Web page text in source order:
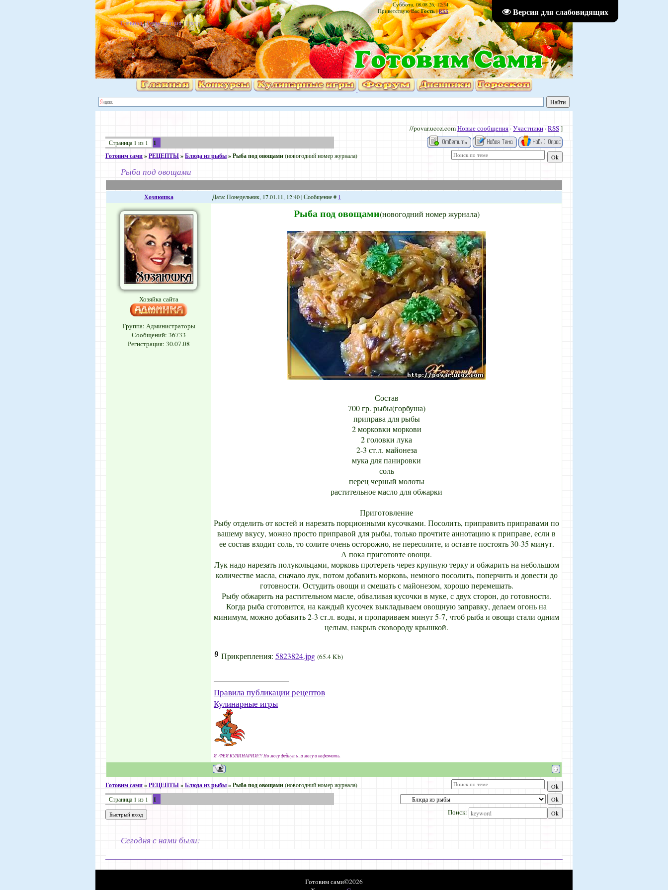
Версия для слабовидящих
Суббота, 08.08.26, 12:34
Приветствую Вас Гость|RSS
Главная|Регистрация|Вход
//povar.ucoz.comНовые сообщения ·Участники ·RSS]
Страница 1 из 1 1
Готовим сами»РЕЦЕПТЫ»Блюда из рыбы»Рыба под овощами(новогодний номер журнала)
Рыба под овощами
Хозяюшка Дата: Понедельник, 17.01.11, 12:40 | Сообщение # 1
Хозяйка сайта
Группа: Администраторы
Сообщений: 36733
Регистрация: 30.07.08
Рыба под овощами(новогодний номер журнала)
Состав
700 гр. рыбы(горбуша)
приправа для рыбы
2 морковки моркови
2 головки лука
2-3 ст.л. майонеза
мука для панировки
соль
перец черный молоты
растительное масло для обжарки
Приготовление
Рыбу отделить от костей и нарезать порционными кусочками. Посолить, приправить приправами по
вашему вкусу, можно просто приправой для рыбы, только прочтите аннотацию к приправе, если в
ее состав входит соль, то солите очень осторожно, не пересолите, и оставте постоять 30-35 минут.
А пока приготовте овощи.
Лук надо нарезать полукольцами, морковь протереть через крупную терку и обжарить на небольшом
количестве масла, сначало лук, потом добавить морковь, немного посолить, поперчить и довести до
готовности. Остудить овощи и смешать с майонезом, хорошо перемешать.
Рыбу обжарить на растительном масле, обваливая кусочки в муке, с двух сторон, до готовности.
Когда рыба сготовится, на каждый кусочек выкладываем овощную заправку, делаем огонь на
минимум, можно добавить 2-3 ст.л. воды, и пропариваем минут 5-7, чтоб рыба и овощи стали одним
целым, накрыв сковороду крышкой.
Прикрепления: 5823824.jpg (65.4 Kb)
Правила публикации рецептов
Кулинарные игры
Я -ФЕЯ КУЛИНАРИИ!!! Но могу фейнуть...а могу и нафеячить.
Готовим сами»РЕЦЕПТЫ»Блюда из рыбы»Рыба под овощами(новогодний номер журнала)
Страница 1 из 1 1
Поиск:
Сегодня с нами были:
Готовим сами©2026